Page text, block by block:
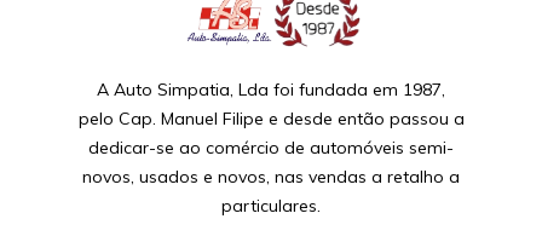
A Auto Simpatia, Lda foi fundada em 1987,
pelo Cap. Manuel Filipe e desde então passou a
dedicar-se ao comércio de automóveis semi-
novos, usados e novos, nas vendas a retalho a
particulares.